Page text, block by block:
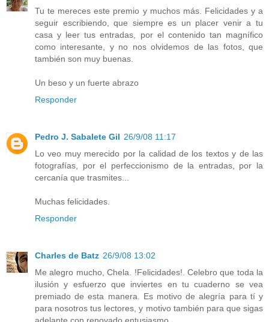
Tu te mereces este premio y muchos más. Felicidades y a
seguir escribiendo, que siempre es un placer venir a tu
casa y leer tus entradas, por el contenido tan magnífico
como interesante, y no nos olvidemos de las fotos, que
también son muy buenas.
Un beso y un fuerte abrazo
Responder
Pedro J. Sabalete Gil 26/9/08 11:17
Lo veo muy merecido por la calidad de los textos y de las
fotografías, por el perfeccionismo de la entradas, por la
cercanía que trasmites...
Muchas felicidades.
Responder
Charles de Batz 26/9/08 13:02
Me alegro mucho, Chela. !Felicidades!. Celebro que toda la
ilusión y esfuerzo que inviertes en tu cuaderno se vea
premiado de esta manera. Es motivo de alegría para tí y
para nosotros tus lectores, y motivo también para que sigas